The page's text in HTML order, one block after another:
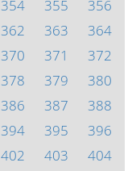
354 355
356
362 363
364
370 371
372
378 379
380
386 387
388
394 395
396
402 403 404